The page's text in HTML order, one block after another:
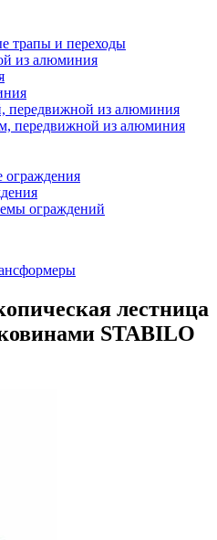
трапы и переходы
из алюминия
передвижной из алюминия
передвижной из алюминия
ограждения
ограждений
лестница
STABILO